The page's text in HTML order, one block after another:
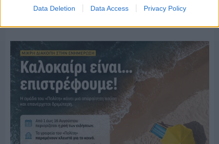
Data Deletion Data Access Privacy Policy